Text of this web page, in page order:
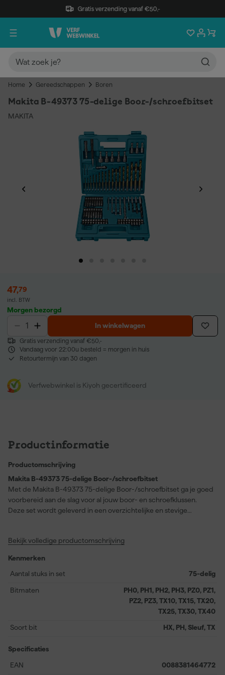
Gratis verzending vanaf €50,-
Home Gereedschappen Boren
Makita B-49373 75-delige Boor-/schroefbitset
MAKITA
47,79
incl. BTW
Morgen bezorgd
In winkelwagen
Gratis verzending vanaf €50,-
Vandaag voor 22:00u besteld = morgen in huis
Retourtermijn van 30 dagen
Verfwebwinkel is Kiyoh gecertificeerd
Productinformatie
Productomschrijving
Makita B-49373 75-delige Boor-/schroefbitset
Met de Makita B-49373 75-delige Boor-/schroefbitset ga je goed
voorbereid aan de slag voor al jouw boor- en schroefklussen.
Deze set wordt geleverd in een overzichtelijke en stevige
delige schroefbitset, een uitgebreide 28-delige borenset, 9
toepassingen. Dankzij deze samenstelling heb je altijd het juiste
bitje of boor bij de hand, wat je werk efficiënt en gemakkelijk
materialen, met deze set kun je zowel schroeven als boren
zonder onderbreking. Zo heb je een veelzijdige en praktische set
waarmee je direct aan de slag kunt bij elke klus in en rondom het
huis.
Bekijk volledige productomschrijving
Kenmerken
Aantal stuks in set
75-delig
Bitmaten
PH0, PH1, PH2, PH3, PZ0, PZ1,
PZ2, PZ3, TX10, TX15, TX20,
TX25, TX30, TX40
Soort bit HX, PH, Sleuf, TX
Specificaties
EAN
0088381464772